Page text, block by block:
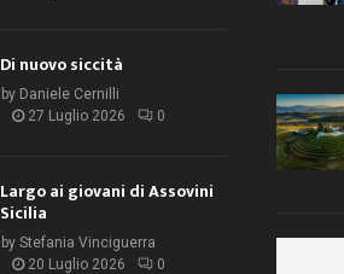
Di nuovo siccità
by Daniele Cernilli
27 Luglio 2026
0
Largo ai giovani di Assovini
Sicilia
by Stefania Vinciguerra
20 Luglio 2026
0